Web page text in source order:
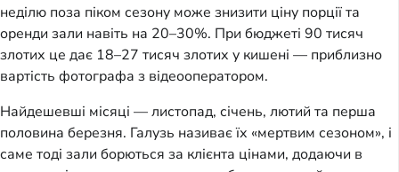
неділю поза піком сезону може знизити ціну порції та
оренди зали навіть на 20–30%. При бюджеті 90 тисяч
злотих це дає 18–27 тисяч злотих у кишені — приблизно
вартість фотографа з відеооператором.
Найдешевші місяці — листопад, січень, лютий та перша
половина березня. Галузь називає їх «мертвим сезоном», і
саме тоді зали борються за клієнта цінами, додаючи в